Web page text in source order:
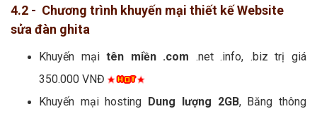
4.2 - Chương trình khuyến mại thiết kế Website
sửa đàn ghita
Khuyến mạitên miền .com .net .info, .biz trị giá
350.000 VNĐ
Khuyến mại hosting Dung lượng 2GB, Băng thông